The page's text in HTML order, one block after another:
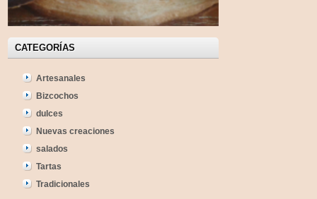
CATEGORÍAS
Artesanales
Bizcochos
dulces
Nuevas creaciones
salados
Tartas
Tradicionales